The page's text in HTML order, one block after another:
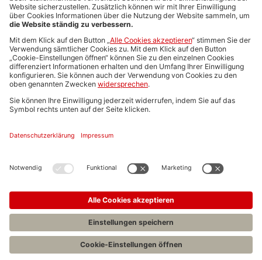
Media-Daten
Newsletteranmeldung
Produktübersicht
ALLGEMEIN
FAQs
Impressum
Stellenangebote C.H.BECK
Entwickelt durchJobiqo